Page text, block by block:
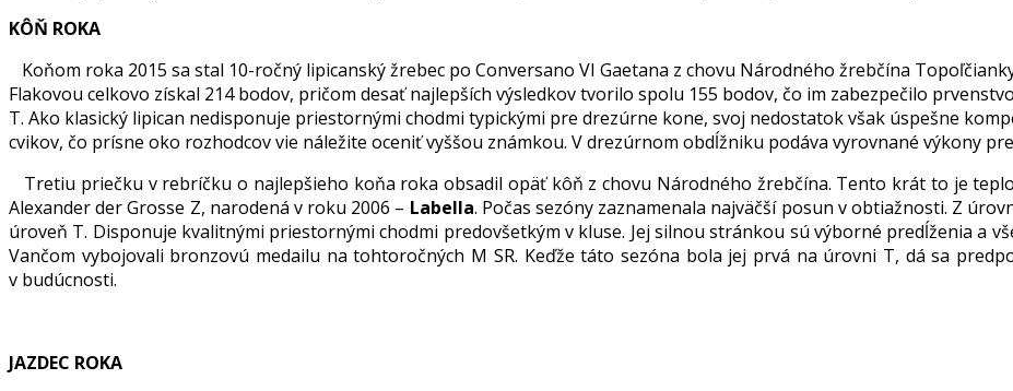
KÔŇ ROKA
Koňom roka 2015 sa stal 10-ročný lipicanský žrebec po Conversano VI Gaetana z chovu Národného žrebčína
Flakovou celkovo získal 214 bodov, pričom desať najlepších výsledkov tvorilo spolu 155 bodov, čo im zabezpečilo
T. Ako klasický lipican nedisponuje priestornými chodmi typickými pre drezúrne kone, svoj nedostatok však úspešne
cvikov, čo prísne oko rozhodcov vie náležite oceniť vyššou známkou. V drezúrnom obdĺžniku podáva vyrovnané výkony
Tretiu priečku v rebríčku o najlepšieho koňa roka obsadil opäť kôň z chovu Národného žrebčína. Tento krát to je
Alexander der Grosse Z, narodená v roku 2006 – Labella. Počas sezóny zaznamenala najväčší posun v obtiažnosti. Z
úroveň T. Disponuje kvalitnými priestornými chodmi predovšetkým v kluse. Jej silnou stránkou sú výborné predĺženia a
Vančom vybojovali bronzovú medailu na tohtoročných M SR. Keďže táto sezóna bola jej prvá na úrovni T, dá sa
v budúcnosti.
JAZDEC ROKA